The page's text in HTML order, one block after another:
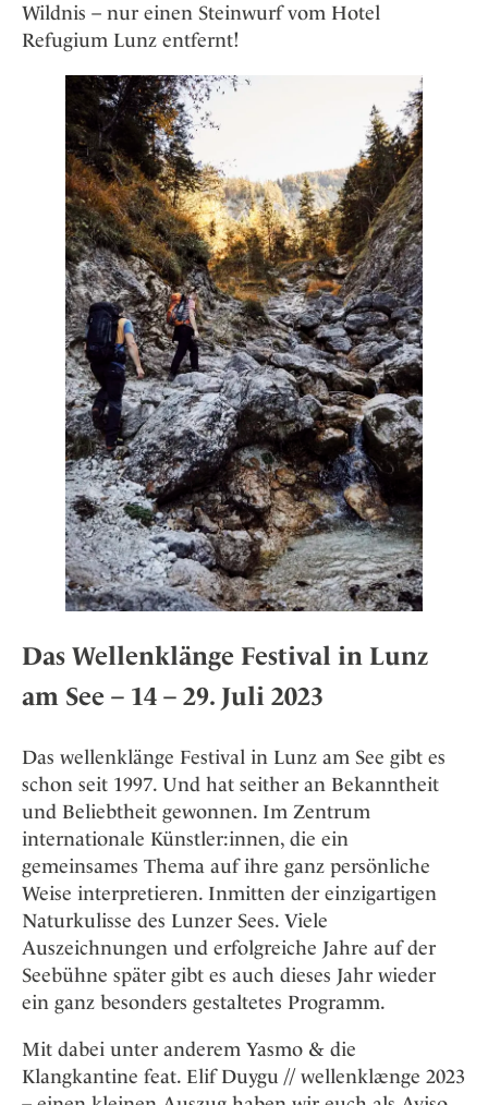
Wildnis – nur einen Steinwurf vom Hotel
Refugium Lunz entfernt!
Das Wellenklänge Festival in Lunz
am See – 14 – 29. Juli 2023
Das wellenklänge Festival in Lunz am See gibt es
schon seit 1997. Und hat seither an Bekanntheit
und Beliebtheit gewonnen. Im Zentrum
internationale Künstler:innen, die ein
gemeinsames Thema auf ihre ganz persönliche
Weise interpretieren. Inmitten der einzigartigen
Naturkulisse des Lunzer Sees. Viele
Auszeichnungen und erfolgreiche Jahre auf der
Seebühne später gibt es auch dieses Jahr wieder
ein ganz besonders gestaltetes Programm.
Mit dabei unter anderem Yasmo & die
Klangkantine feat. Elif Duygu // wellenklænge 2023